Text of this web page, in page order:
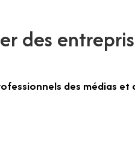
des
des médias et